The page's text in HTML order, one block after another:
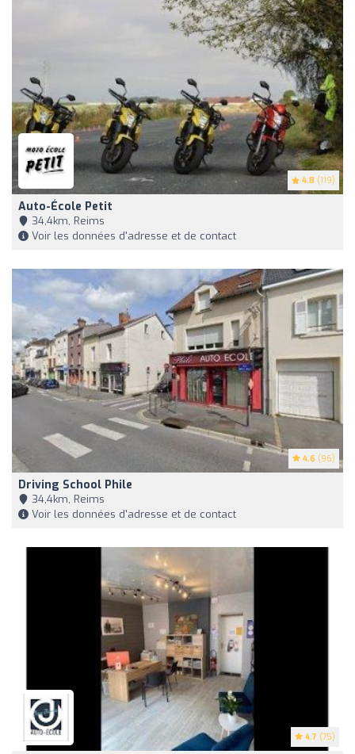
4.8 (119)
Auto-École Petit
34,4km, Reims
Voir les données d'adresse et de contact
4.6 (96)
Driving School Phile
34,4km, Reims
Voir les données d'adresse et de contact
4.7 (75)